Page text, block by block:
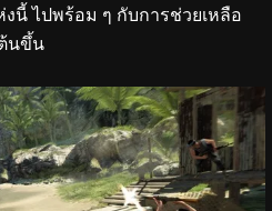
นี้ ไปพร้อม ๆ กับการช่วยเหลือ
นขึ้น